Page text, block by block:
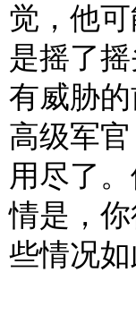
觉，他
是摇了
有威胁
高级军
用尽了
情是，
些情况如